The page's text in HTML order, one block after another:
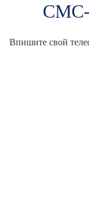
СМС-
Впишите свой